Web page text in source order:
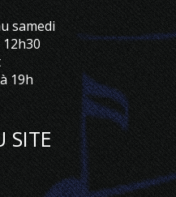
samedi
19h
SITE